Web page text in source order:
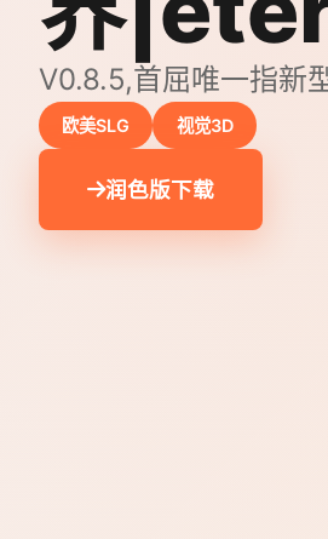
V0.8.5,首屈唯一指新
欧美SLG 视觉3D
润色版下载